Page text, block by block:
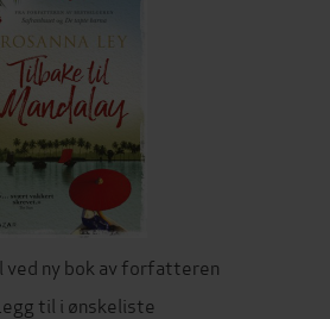
ved ny bok av forfatteren
til i ønskeliste